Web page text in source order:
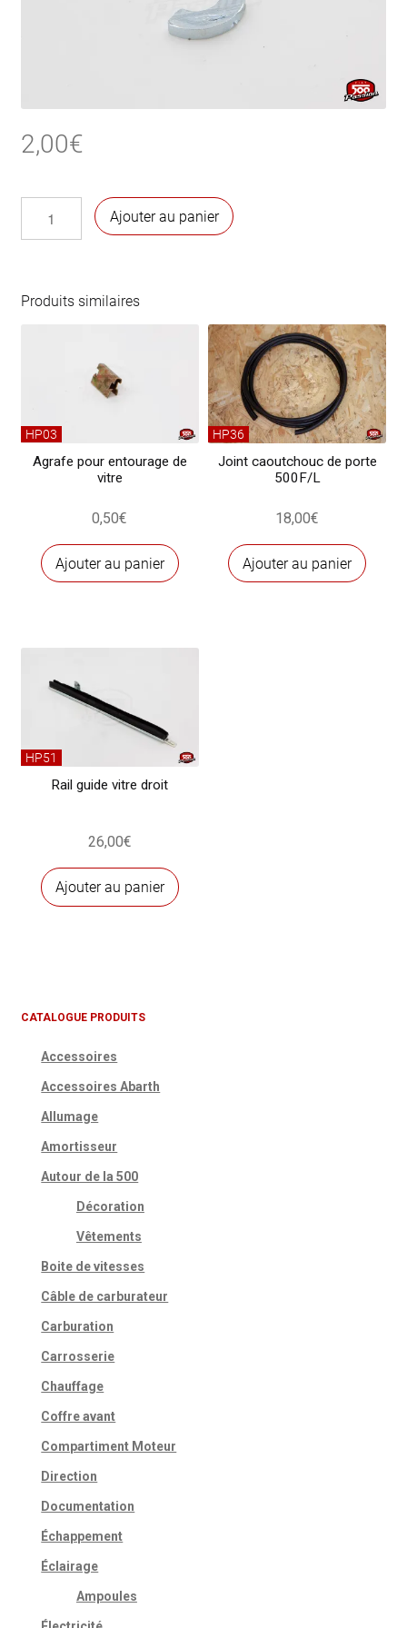
2,00€
D
Ajouter au panier
Produits similaires
HP03
Agrafe pour entourage de
vitre
0,50€
Ajouter au panier
HP36
Joint caoutchouc de porte
500F/L
18,00€
Ajouter au panier
HP51
Rail guide vitre droit
26,00€
Ajouter au panier
CATALOGUE PRODUITS
Accessoires
Accessoires Abarth
Allumage
Amortisseur
Autour de la 500
Décoration
Vêtements
Boite de vitesses
Câble de carburateur
Carburation
Carrosserie
Chauffage
Coffre avant
Compartiment Moteur
Direction
Documentation
Échappement
Éclairage
Ampoules